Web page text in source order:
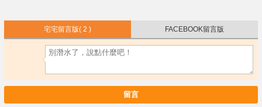
宅宅留言版( 2 ) FACEBOOK留言版
留言